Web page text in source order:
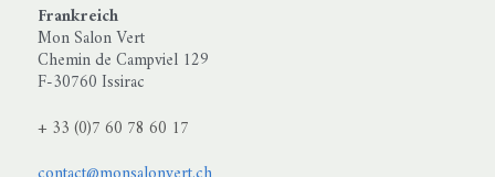
Frankreich
Mon Salon Vert
Chemin de Campviel 129
F-30760 Issirac
+ 33 (0)7 60 78 60 17